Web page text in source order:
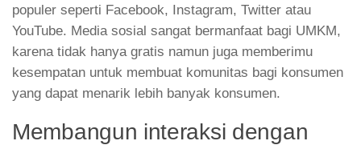
populer seperti Facebook, Instagram, Twitter atau
YouTube. Media sosial sangat bermanfaat bagi UMKM,
karena tidak hanya gratis namun juga memberimu
kesempatan untuk membuat komunitas bagi konsumen
yang dapat menarik lebih banyak konsumen.
Membangun interaksi dengan